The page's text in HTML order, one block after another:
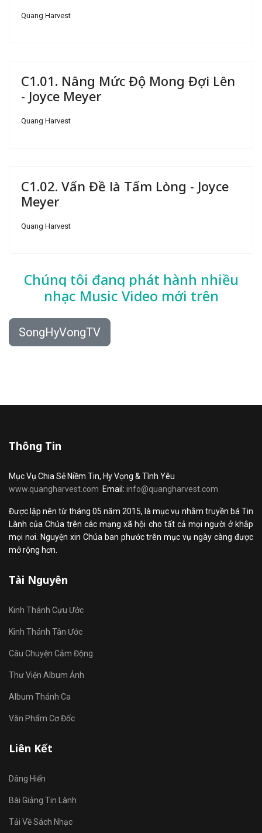
Quang Harvest
C1.01. Nâng Mức Độ Mong Đợi Lên
- Joyce Meyer
Quang Harvest
C1.02. Vấn Đề là Tấm Lòng - Joyce
Meyer
Quang Harvest
Chúng tôi đang phát hành nhiều
nhạc Music Video mới trên
SongHyVongTV
Thông Tin
Mục Vụ Chia Sẻ Niềm Tin, Hy Vọng & Tình Yêu
www.quangharvest.com Email: info@quangharvest.com
Được lập nên từ tháng 05 năm 2015, là mục vụ nhằm truyền bá Tin
Lành của Chúa trên các mạng xã hội cho tất cả mọi người ở khắp
mọi nơi. Nguyện xin Chúa ban phước trên mục vụ ngày càng được
mở rộng hơn.
Tài Nguyên
Kinh Thánh Cựu Ước
Kinh Thánh Tân Ước
Câu Chuyện Cảm Động
Thư Viện Album Ảnh
Album Thánh Ca
Văn Phẩm Cơ Đốc
Liên Kết
Dâng Hiến
Bài Giảng Tin Lành
Tải Về Sách Nhạc